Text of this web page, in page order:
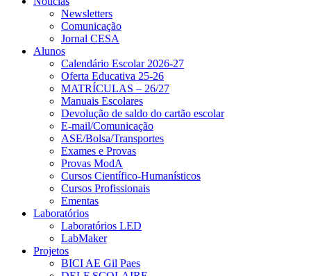
Newsletters
Comunicação
Jornal CESA
Alunos
Calendário Escolar 2026-27
Oferta Educativa 25-26
MATRÍCULAS – 26/27
Manuais Escolares
Devolução de saldo do cartão escolar
E-mail/Comunicação
ASE/Bolsa/Transportes
Exames e Provas
Provas ModA
Cursos Científico-Humanísticos
Cursos Profissionais
Ementas
Laboratórios
Laboratórios LED
LabMaker
Projetos
BICI AE Gil Paes